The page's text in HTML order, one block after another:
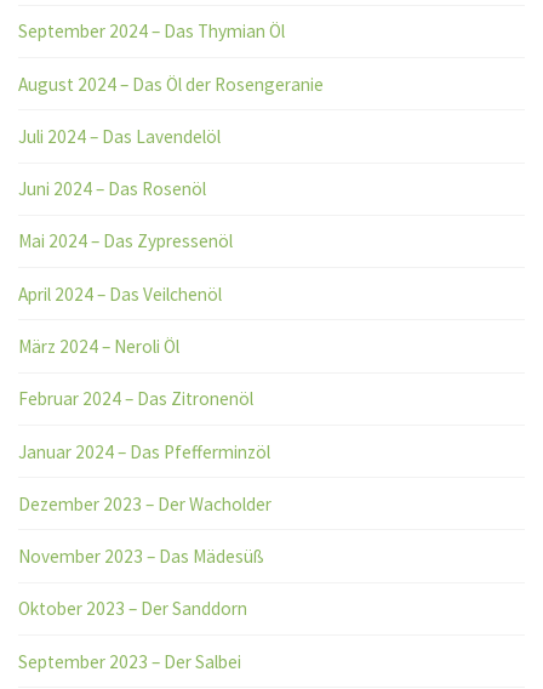
September 2024 – Das Thymian Öl
August 2024 – Das Öl der Rosengeranie
Juli 2024 – Das Lavendelöl
Juni 2024 – Das Rosenöl
Mai 2024 – Das Zypressenöl
April 2024 – Das Veilchenöl
März 2024 – Neroli Öl
Februar 2024 – Das Zitronenöl
Januar 2024 – Das Pfefferminzöl
Dezember 2023 – Der Wacholder
November 2023 – Das Mädesüß
Oktober 2023 – Der Sanddorn
September 2023 – Der Salbei